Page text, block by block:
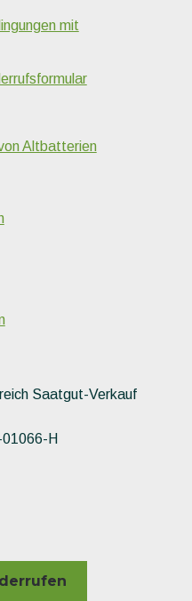
mit
Altbatterien
Saatgut-Verkauf
H